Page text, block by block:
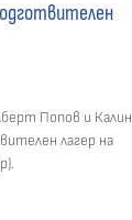
Попов и Калин
лагер на